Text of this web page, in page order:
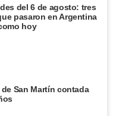
del 6 de agosto: tres
pasaron en Argentina
hoy
de San Martín contada